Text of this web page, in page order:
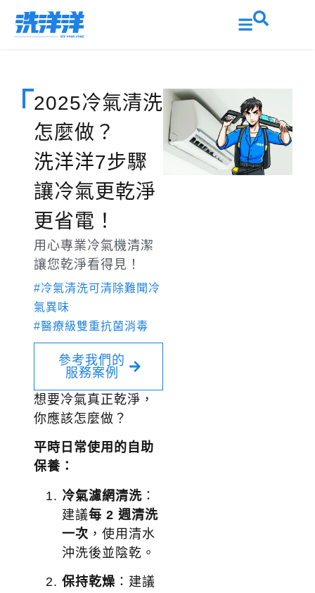
2025冷氣清洗
怎麼做？
洗洋洋7步驟
讓冷氣更乾淨
更省電！
用心專業冷氣機清潔
讓您乾淨看得見！
#冷氣清洗可清除難聞冷
氣異味
#醫療級雙重抗菌消毒
參考我們的
服務案例
想要冷氣真正乾淨，
你應該怎麼做？
平時日常使用的自助
保養：
冷氣濾網清洗：
建議每 2 週清洗
一次 ，使用清水
沖洗後並陰乾。
保持乾燥 ：建議